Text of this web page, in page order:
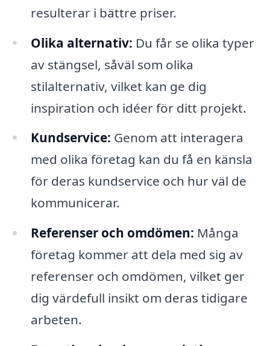
resulterar i bättre priser.
Olika alternativ: Du får se olika typer
av stängsel, såväl som olika
stilalternativ, vilket kan ge dig
inspiration och idéer för ditt projekt.
Kundservice: Genom att interagera
med olika företag kan du få en känsla
för deras kundservice och hur väl de
kommunicerar.
Referenser och omdömen: Många
företag kommer att dela med sig av
referenser och omdömen, vilket ger
dig värdefull insikt om deras tidigare
arbeten.